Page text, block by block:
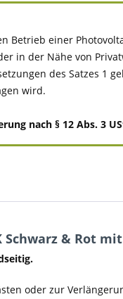
einer
in der Nähe von
des Satzes 1
wird.
nach § 12 Abs. 3
Schwarz & Rot
oder zur